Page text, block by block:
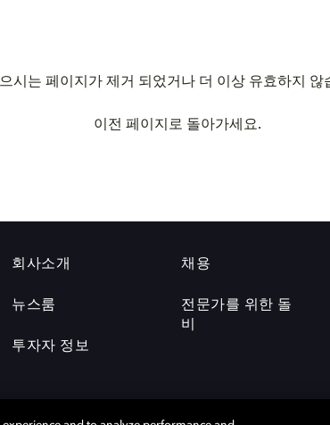
시는 페이지가 제거 되었거나 더 이상 유효하지 않
이전 페이지로 돌아가세요.
회사소개
뉴스룸
투자자 정보
채용
전문가를 위한 돌
비